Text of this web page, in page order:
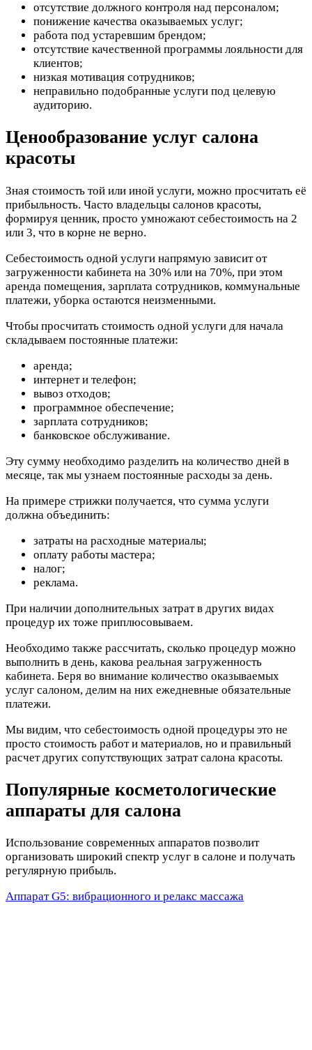
отсутствие должного контроля над персоналом;
понижение качества оказываемых услуг;
работа под устаревшим брендом;
отсутствие качественной программы лояльности для
клиентов;
низкая мотивация сотрудников;
неправильно подобранные услуги под целевую
аудиторию.
Ценообразование услуг салона
красоты
Зная стоимость той или иной услуги, можно просчитать её
прибыльность. Часто владельцы салонов красоты,
формируя ценник, просто умножают себестоимость на 2
или 3, что в корне не верно.
Себестоимость одной услуги напрямую зависит от
загруженности кабинета на 30% или на 70%, при этом
аренда помещения, зарплата сотрудников, коммунальные
платежи, уборка остаются неизменными.
Чтобы просчитать стоимость одной услуги для начала
складываем постоянные платежи:
аренда;
интернет и телефон;
вывоз отходов;
программное обеспечение;
зарплата сотрудников;
банковское обслуживание.
Эту сумму необходимо разделить на количество дней в
месяце, так мы узнаем постоянные расходы за день.
На примере стрижки получается, что сумма услуги
должна объединить:
затраты на расходные материалы;
оплату работы мастера;
налог;
реклама.
При наличии дополнительных затрат в других видах
процедур их тоже приплюсовываем.
Необходимо также рассчитать, сколько процедур можно
выполнить в день, какова реальная загруженность
кабинета. Беря во внимание количество оказываемых
услуг салоном, делим на них ежедневные обязательные
платежи.
Мы видим, что себестоимость одной процедуры это не
просто стоимость работ и материалов, но и правильный
расчет других сопутствующих затрат салона красоты.
Популярные косметологические
аппараты для салона
Использование современных аппаратов позволит
организовать широкий спектр услуг в салоне и получать
регулярную прибыль.
Аппарат G5: вибрационного и релакс массажа